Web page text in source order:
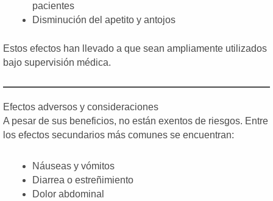
pacientes
Disminución del apetito y antojos
Estos efectos han llevado a que sean ampliamente utilizados
bajo supervisión médica.
Efectos adversos y consideraciones
A pesar de sus beneficios, no están exentos de riesgos. Entre
los efectos secundarios más comunes se encuentran:
Náuseas y vómitos
Diarrea o estreñimiento
Dolor abdominal